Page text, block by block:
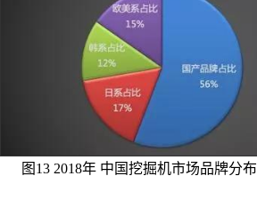
图13 2018年 中国挖掘机市场品牌分布